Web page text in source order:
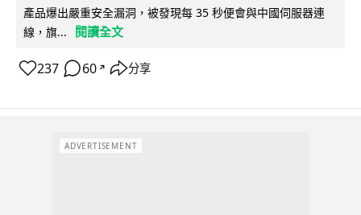
產品爆出嚴重安全漏洞，被發現每 35 秒便會與中國伺服器連
線，旗...
閱讀全文
237 60 ↗ 分享
ADVERTISEMENT